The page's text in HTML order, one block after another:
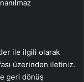
ile ilgili olarak
üzerinden iletiniz.
geri dönüş